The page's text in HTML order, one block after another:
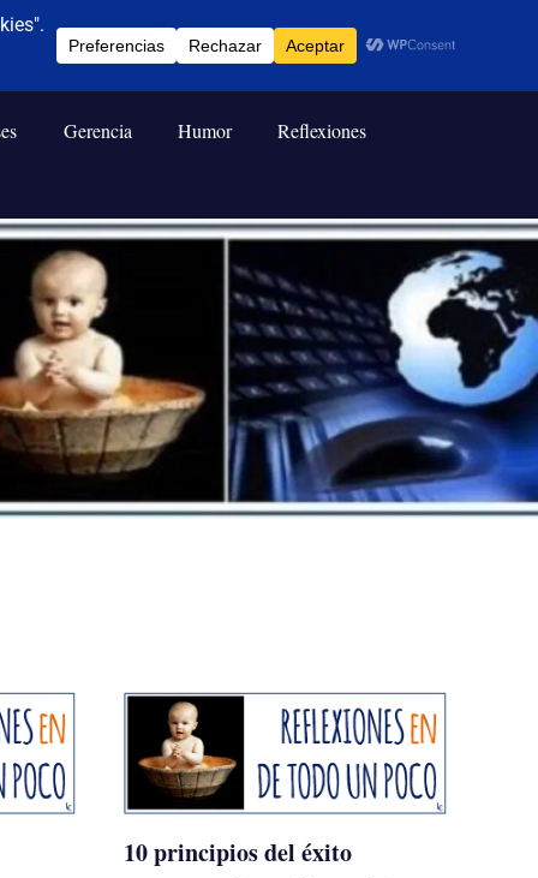
Gerencia Humor Reflexiones
10 principios del éxito